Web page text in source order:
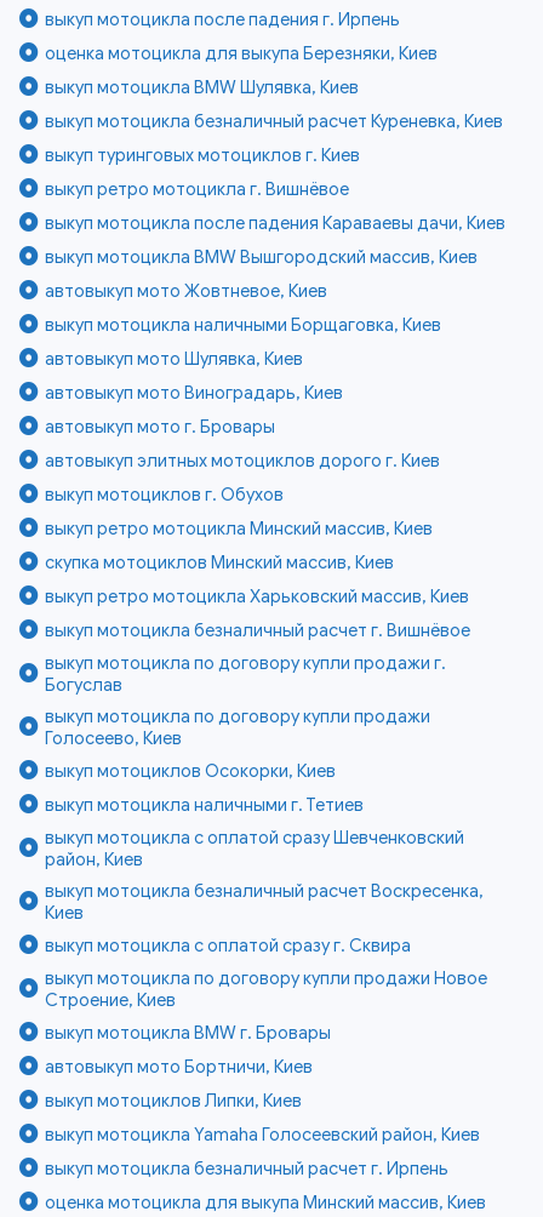
выкуп мотоцикла после падения г. Ирпень
оценка мотоцикла для выкупа Березняки, Киев
выкуп мотоцикла BMW Шулявка, Киев
выкуп мотоцикла безналичный расчет Куреневка, Киев
выкуп туринговых мотоциклов г. Киев
выкуп ретро мотоцикла г. Вишнёвое
выкуп мотоцикла после падения Караваевы дачи, Киев
выкуп мотоцикла BMW Вышгородский массив, Киев
автовыкуп мото Жовтневое, Киев
выкуп мотоцикла наличными Борщаговка, Киев
автовыкуп мото Шулявка, Киев
автовыкуп мото Виноградарь, Киев
автовыкуп мото г. Бровары
автовыкуп элитных мотоциклов дорого г. Киев
выкуп мотоциклов г. Обухов
выкуп ретро мотоцикла Минский массив, Киев
скупка мотоциклов Минский массив, Киев
выкуп ретро мотоцикла Харьковский массив, Киев
выкуп мотоцикла безналичный расчет г. Вишнёвое
выкуп мотоцикла по договору купли продажи г.
Богуслав
выкуп мотоцикла по договору купли продажи
Голосеево, Киев
выкуп мотоциклов Осокорки, Киев
выкуп мотоцикла наличными г. Тетиев
выкуп мотоцикла с оплатой сразу Шевченковский
район, Киев
выкуп мотоцикла безналичный расчет Воскресенка,
Киев
выкуп мотоцикла с оплатой сразу г. Сквира
выкуп мотоцикла по договору купли продажи Новое
Строение, Киев
выкуп мотоцикла BMW г. Бровары
автовыкуп мото Бортничи, Киев
выкуп мотоциклов Липки, Киев
выкуп мотоцикла Yamaha Голосеевский район, Киев
выкуп мотоцикла безналичный расчет г. Ирпень
оценка мотоцикла для выкупа Минский массив, Киев